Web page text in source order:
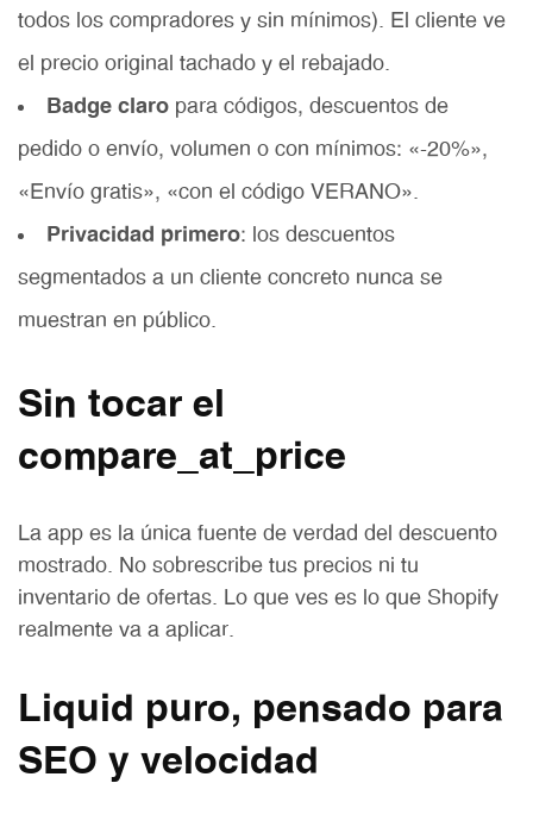
todos los compradores y sin mínimos). El cliente ve
el precio original tachado y el rebajado.
Badge claro para códigos, descuentos de
pedido o envío, volumen o con mínimos: «-20%»,
«Envío gratis», «con el código VERANO».
Privacidad primero: los descuentos
segmentados a un cliente concreto nunca se
muestran en público.
Sin tocar el
compare_at_price
La app es la única fuente de verdad del descuento
mostrado. No sobrescribe tus precios ni tu
inventario de ofertas. Lo que ves es lo que Shopify
realmente va a aplicar.
Liquid puro, pensado para
SEO y velocidad